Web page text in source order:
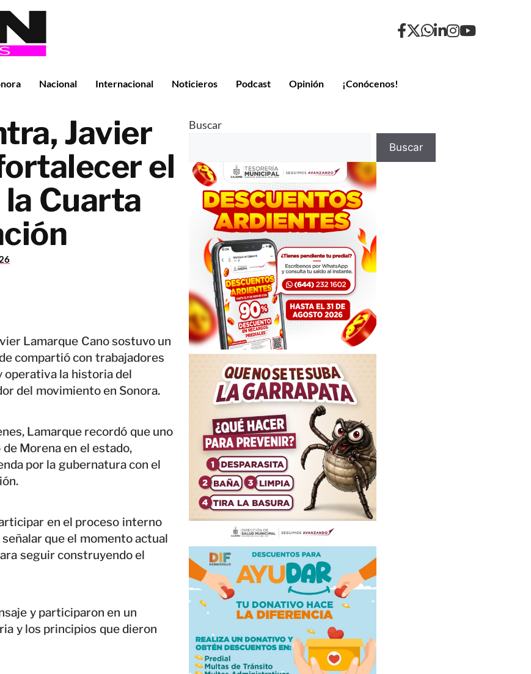
Nacional Internacional Noticieros Podcast Opinión ¡Conócenos!
Javier
el
Cuarta
Lamarque Cano sostuvo un
compartió con trabajadores
operativa la historia del
del movimiento en Sonora.
Lamarque recordó que uno
Morena en el estado,
por la gubernatura con el
en el proceso interno
que el momento actual
seguir construyendo el
y participaron en un
y los principios que dieron
Buscar
Buscar